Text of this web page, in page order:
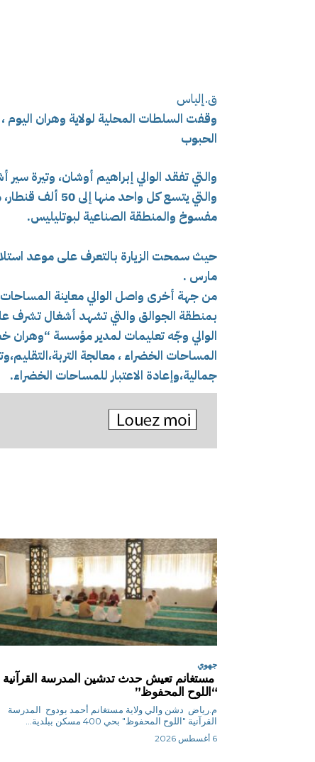
ق.إلياس
وقفت السلطات المحلية لولاية وهران اليوم
الحبوب
والتي تفقد الوالي إبراهيم أوشان، وتيرة سير
والتي يتسع كل
مفسوخ والمنطقة الصناعية لبوتليليس.
حيث سمحت الزيارة بالتعرف على موعد
مارس .
من جهة أخرى واصل الوالي معاينة المساحات
بمنطقة الجوالق والتي تشهد أشغال تشرف
الوالي وجّه تعليمات لمدير مؤسسة “وهران
المساحات الخضراء ، معالجة
جمالية،وإعادة الاعتبار للمساحات الخضراء.
جهوي
مستغانم تعيش حدث تدشين المدرسة القرآنية
“اللوح المحفوظ”
م.رياض دشن والي ولاية مستغانم أحمد بودوح المدرسة
القرآنية "اللوح المحفوظ" بحي 400 مسكن ببلدية...
6 أغسطس 2026